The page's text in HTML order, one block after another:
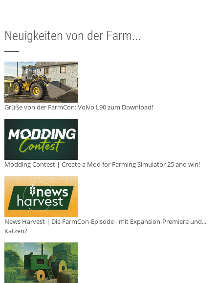
Neuigkeiten von der Farm...
Grüße von der FarmCon: Volvo L90 zum Download!
Modding Contest | Create a Mod for Farming Simulator 25 and win!
News Harvest | Die FarmCon-Episode - mit Expansion-Premiere und...
Katzen?